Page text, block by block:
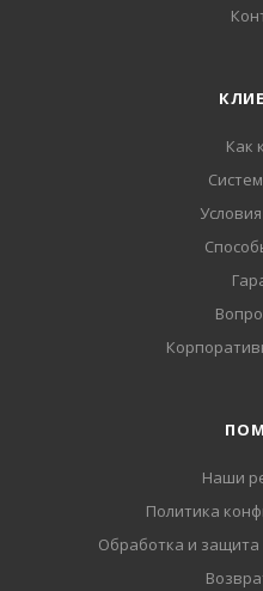
Как
Наши
Политика
Обработка и